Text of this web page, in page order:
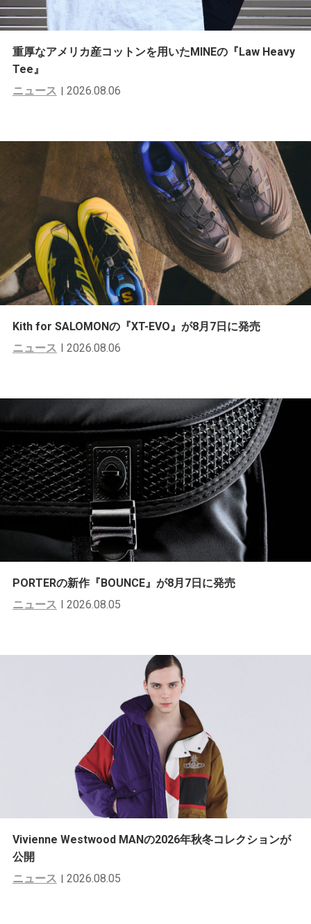
重厚なアメリカ産コットンを用いたMINEの『Law Heavy
Tee』
ニュース
2026.08.06
Kith for SALOMONの『XT-EVO』が8月7日に発売
ニュース
2026.08.06
PORTERの新作『BOUNCE』が8月7日に発売
ニュース
2026.08.05
Vivienne Westwood MANの2026年秋冬コレクションが
公開
ニュース
2026.08.05